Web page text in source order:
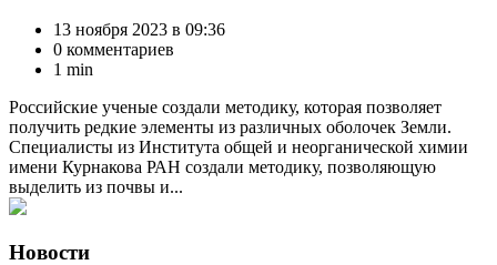
13 ноября 2023 в 09:36
0 комментариев
1 min
Российские ученые создали методику, которая позволяет
получить редкие элементы из различных оболочек Земли.
Специалисты из Института общей и неорганической химии
имени Курнакова РАН создали методику, позволяющую
выделить из почвы и...
Новости